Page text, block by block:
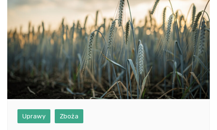
Uprawy Zboża